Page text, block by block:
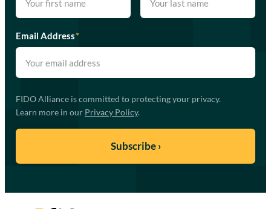
Email Address*
FIDO Alliance is committed to protecting your privacy.
Learn more in our Privacy Policy.